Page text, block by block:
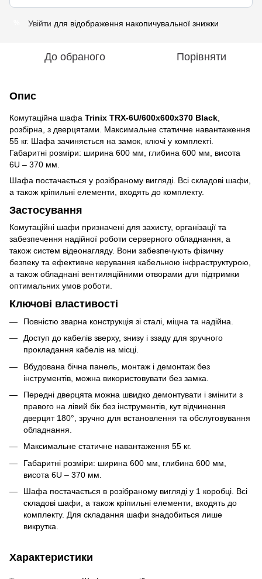
Увійти для відображення накопичувальної знижки
До обраного Порівняти
Опис
Комутаційна шафа Trinix TRX-6U/600x600x370 Black
розбірна, з дверцятами. Максимальне статичне навантаження
55 кг. Шафа зачиняється на замок, ключі у комплекті.
Габаритні розміри: ширина 600 мм, глибина 600 мм, висота
6U – 370 мм.
Шафа постачається у розібраному вигляді. Всі складові шафи,
а також кріпильні елементи, входять до комплекту.
Застосування
Комутаційні шафи призначені для захисту, організації та
забезпечення надійної роботи серверного обладнання, а
також систем відеонагляду. Вони забезпечують фізичну
безпеку та ефективне керування кабельною інфраструктурою,
а також обладнані вентиляційними отворами для підтримки
оптимальних умов роботи.
Ключові властивості
Повністю зварна конструкція зі сталі, міцна та надійна.
Доступ до кабелів зверху, знизу і ззаду для зручного
прокладання кабелів на місці.
Вбудована бічна панель, монтаж і демонтаж без
інструментів, можна використовувати без замка.
Передні дверцята можна швидко демонтувати і змінити з
правого на лівий бік без інструментів, кут відчинення
дверцят 180°, зручно для встановлення та обслуговування
обладнання.
Максимальне статичне навантаження 55 кг.
Габаритні розміри: ширина 600 мм, глибина 600 мм,
висота 6U – 370 мм.
Шафа постачається в розібраному вигляді у 1 коробці. Всі
складові шафи, а також кріпильні елементи, входять до
комплекту. Для складання шафи знадобиться лише
викрутка.
Характеристики